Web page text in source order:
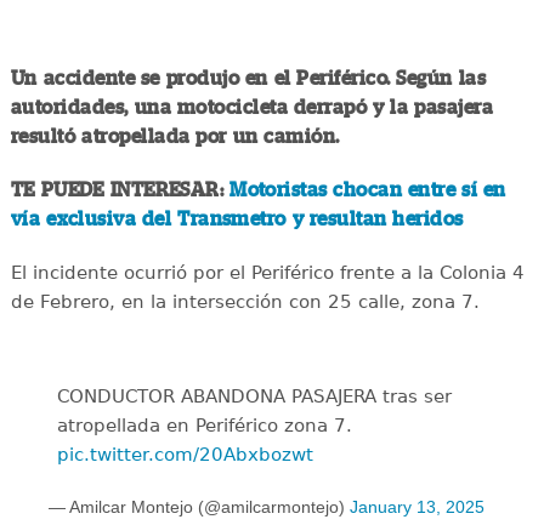
Un accidente se produjo en el Periférico. Según las
autoridades, una motocicleta derrapó y la pasajera
resultó atropellada por un camión.
TE PUEDE INTERESAR:Motoristas chocan entre sí en
vía exclusiva del Transmetro y resultan heridos
El incidente ocurrió por el Periférico frente a la Colonia 4
de Febrero, en la intersección con 25 calle, zona 7.
CONDUCTOR ABANDONA PASAJERA tras ser
atropellada en Periférico zona 7.
pic.twitter.com/20Abxbozwt
— Amilcar Montejo (@amilcarmontejo) January 13, 2025